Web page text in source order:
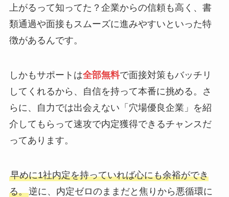
上がるって知ってた？企業からの信頼も高く、書
類通過や面接もスムーズに進みやすいといった特
徴があるんです。
しかもサポートは全部無料で面接対策もバッチリ
してくれるから、自信を持って本番に挑める。さ
らに、自力では出会えない「穴場優良企業」を紹
介してもらって速攻で内定獲得できるチャンスだ
ってあります。
早めに1社内定を持っていれば心にも余裕ができ
る。逆に、内定ゼロのままだと焦りから悪循環に